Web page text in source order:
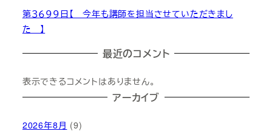
第３６９９日【 今年も講師を担当させていただきまし
た 】
最近のコメント
表示できるコメントはありません。
アーカイブ
2026年8月 (9)